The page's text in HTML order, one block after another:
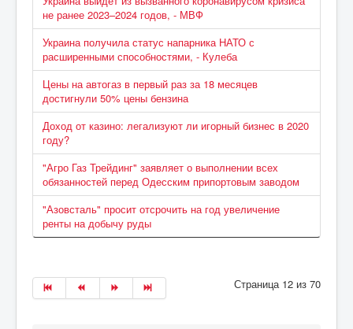
не ранее 2023–2024 годов, - МВФ
Украина получила статус напарника НАТО с
расширенными способностями, - Кулеба
Цены на автогаз в первый раз за 18 месяцев
достигнули 50% цены бензина
Доход от казино: легализуют ли игорный бизнес в 2020
году?
"Агро Газ Трейдинг" заявляет о выполнении всех
обязанностей перед Одесским припортовым заводом
"Азовсталь" просит отсрочить на год увеличение
ренты на добычу руды
Страница 12 из 70